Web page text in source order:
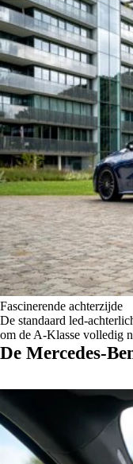
Fascinerende achterzijde
De standaard led-
om de A-Klasse volledig
De Mercedes-